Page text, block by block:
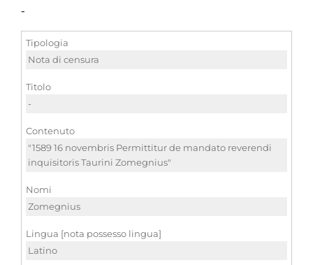
-
Tipologia
Nota di censura
Titolo
-
Contenuto
"1589 16 novembris Permittitur de mandato reverendi
inquisitoris Taurini Zomegnius"
Nomi
Zomegnius
Lingua [nota possesso lingua]
Latino